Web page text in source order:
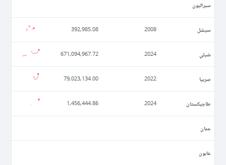
سيراليون
سيشل 2008
392,985.08
شيلي 2024
671,094,967.72
صربيا 2022
79,023,134.00
طاجيكستان 2024
1,456,444.86
عمان
غابون